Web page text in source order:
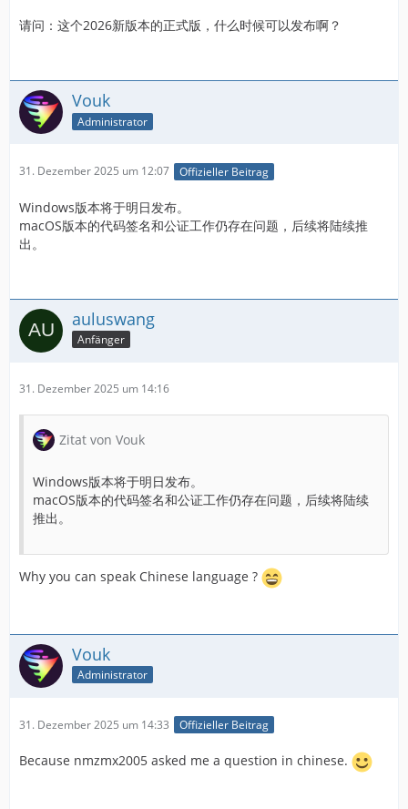
请问：这个2026新版本的正式版，什么时候可以发布啊？
Vouk
Administrator
31. Dezember 2025 um 12:07 Offizieller Beitrag
Windows版本将于明日发布。
macOS版本的代码签名和公证工作仍存在问题，后续将陆续推
出。
auluswang
Anfänger
31. Dezember 2025 um 14:16
Zitat von Vouk
Windows版本将于明日发布。
macOS版本的代码签名和公证工作仍存在问题，后续将陆续
推出。
Why you can speak Chinese language ?
Vouk
Administrator
31. Dezember 2025 um 14:33 Offizieller Beitrag
Because nmzmx2005 asked me a question in chinese.